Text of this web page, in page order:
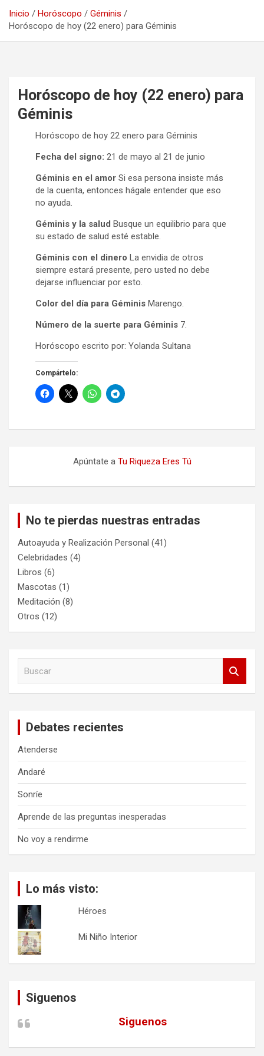
Inicio Horóscopo
Géminis
Horóscopo de hoy (22 enero) para Géminis
Horóscopo de hoy (22 enero) para
Géminis
Horóscopo de hoy 22 enero para Géminis
Fecha del signo: 21 de mayo al 21 de junio
Géminis en el amor Si esa persona insiste más
de la cuenta, entonces hágale entender que eso
no ayuda.
Géminis y la salud Busque un equilibrio para que
su estado de salud esté estable.
Géminis con el dinero La envidia de otros
siempre estará presente, pero usted no debe
dejarse influenciar por esto.
Color del día para Géminis Marengo.
Número de la suerte para Géminis 7.
Horóscopo escrito por: Yolanda Sultana
Compártelo:
Apúntate a Tu Riqueza Eres Tú
No te pierdas nuestras entradas
Autoayuda y Realización Personal (41)
Celebridades (4)
Libros (6)
Mascotas (1)
Meditación (8)
Otros (12)
Debates recientes
Atenderse
Andaré
Sonríe
Aprende de las preguntas inesperadas
No voy a rendirme
Lo más visto:
Héroes
Mi Niño Interior
Siguenos
Siguenos